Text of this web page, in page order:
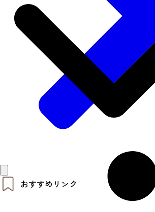
おすすめリンク